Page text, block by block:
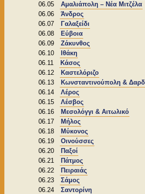
06.05
Αμαλιάπολη – Νέα Μιτζέλα
06.06
Άνδρος
06.07
Γαλαξείδι
06.08
Εύβοια
06.09
Ζάκυνθος
06.10
Ιθάκη
06.11
Κάσος
06.12
Καστελόριζο
06.13
Κωνσταντινούπολη &
06.14
Λέρος
06.15
Λέσβος
06.16
Μεσολόγγι & Αιτωλικό
06.17
Μήλος
06.18
Μύκονος
06.19
Οινούσσες
06.20
Παξοί
06.21
Πάτμος
06.22
Πειραιάς
06.23
Σάμος
06.24
Σαντορίνη